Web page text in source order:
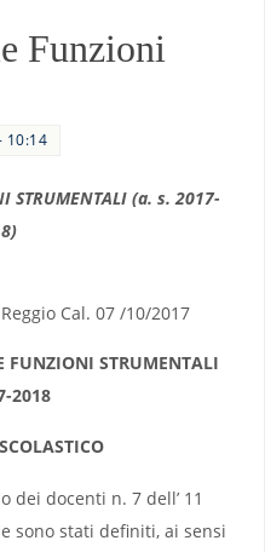
Funzioni
10:14
STRUMENTALI (a. s. 2017-
IV.1
/10/2017
FUNZIONI STRUMENTALI
2018
dei docenti n. 7 dell’ 11
sono stati definiti, ai sensi